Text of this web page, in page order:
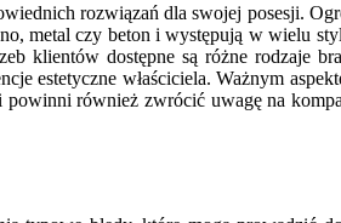
rozwiązań dla swojej posesji.
metal czy beton i występują w wielu
klientów dostępne są różne rodzaje
estetyczne właściciela. Ważnym
również zwrócić uwagę na